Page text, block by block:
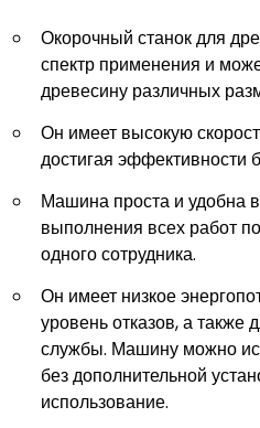
Окорочный станок для
спектр применения и
древесину различных
Он имеет высокую
достигая эффективности
Машина проста и удобна
выполнения всех работ
одного сотрудника.
Он имеет низкое
уровень отказов, а также
службы. Машину можно
без дополнительной
использование.